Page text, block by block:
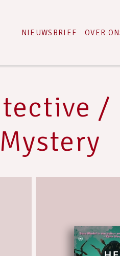
NIEUWSBRIEF OVER
/